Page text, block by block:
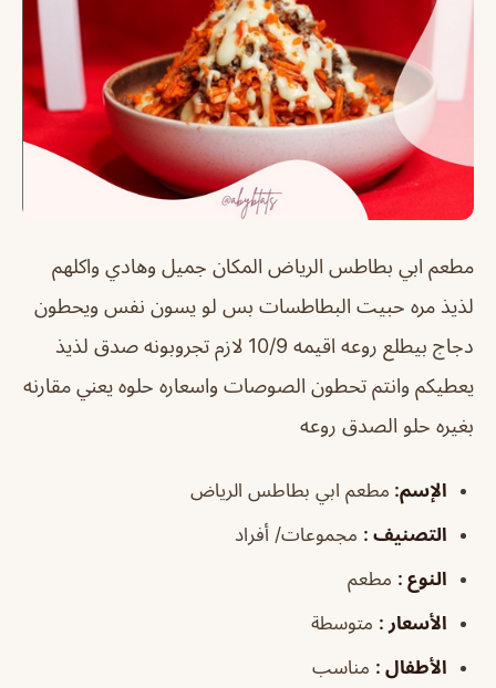
مطعم ابي بطاطس الرياض المكان جميل وهادي واكلهم
لذيذ مره حبيت البطاطسات بس لو يسون نفس ويحطون
دجاج بيطلع روعه اقيمه 10/9 لازم تجروبونه صدق لذيذ
يعطيكم وانتم تحطون الصوصات واسعاره حلوه يعني مقارنه
بغيره حلو الصدق روعه
الإسم: مطعم ابي بطاطس الرياض
التصنيف : مجموعات/ أفراد
النوع : مطعم
الأسعار : متوسطة
الأطفال : مناسب